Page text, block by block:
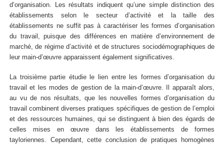
d’organisation. Les résultats indiquent qu’une simple distinction des
établissements selon le secteur d’activité et la taille des
établissements ne suffit pas à caractériser les formes d’organisation
du travail, puisque des différences en matière d’environnement de
marché, de régime d’activité et de structures sociodémographiques de
leur main-d’œuvre apparaissent également significatives.
La troisième partie étudie le lien entre les formes d’organisation du
travail et les modes de gestion de la main-d’œuvre. Il apparaît alors,
au vu de nos résultats, que les nouvelles formes d’organisation du
travail combinent diverses pratiques spécifiques de gestion de l’emploi
et des ressources humaines, qui se distinguent à bien des égards de
celles mises en œuvre dans les établissements de formes
tayloriennes. Cependant, cette conclusion de pratiques homogènes